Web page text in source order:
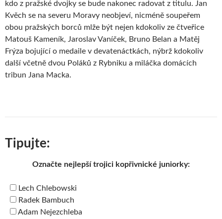
kdo z pražské dvojky se bude nakonec radovat z titulu. Jan
Kvěch se na severu Moravy neobjeví, nicméně soupeřem
obou pražských borců mlže být nejen kdokoliv ze čtveřice
Matouš Kameník, Jaroslav Vaníček, Bruno Belan a Matěj
Frýza bojující o medaile v devatenáctkách, nýbrž kdokoliv
další včetně dvou Poláků z Rybniku a miláčka domácích
tribun Jana Macka.
Tipujte:
Označte nejlepší trojici kopřivnické juniorky:
Lech Chlebowski
Radek Bambuch
Adam Nejezchleba